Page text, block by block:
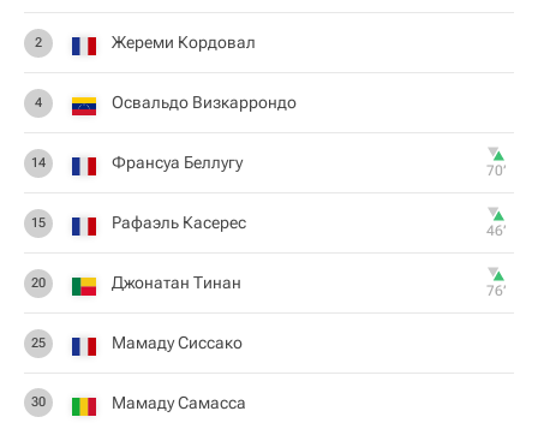
2 Жереми Кордовал
4 Освальдо Визкаррондо
14 Франсуа Беллугу 70‎’‎
15 Рафаэль Касерес 46‎’‎
20 Джонатан Тинан 76‎’‎
25 Мамаду Сиссако
30 Мамаду Самасса